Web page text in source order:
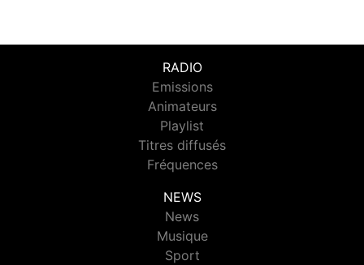
RADIO
Emissions
Animateurs
Playlist
Titres diffusés
Fréquences
NEWS
News
Musique
Sport